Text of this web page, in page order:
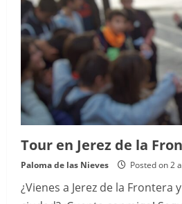
Tour en Jerez de la
Paloma de las Nieves Posted on 2
¿Vienes a Jerez de la Frontera